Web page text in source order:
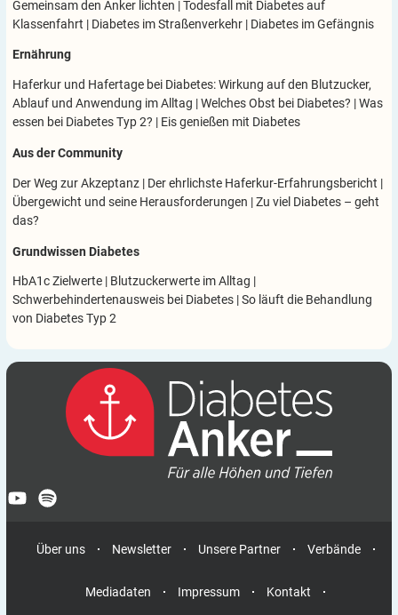
Gemeinsam den Anker lichten |Todesfall mit Diabetes auf
Klassenfahrt | Diabetes im Straßenverkehr | Diabetes im Gefängnis
Ernährung
Haferkur und Hafertage bei Diabetes: Wirkung auf den Blutzucker,
Ablauf und Anwendung im Alltag |Welches Obst bei Diabetes? |Was
essen bei Diabetes Typ 2? | Eis genießen mit Diabetes
Aus der Community
Der Weg zur Akzeptanz | Der ehrlichste Haferkur-Erfahrungsbericht |
Übergewicht und seine Herausforderungen |Zu viel Diabetes – geht
das?
Grundwissen Diabetes
HbA1c Zielwerte | Blutzuckerwerte im Alltag |
Schwerbehindertenausweis bei Diabetes |So läuft die Behandlung
von Diabetes Typ 2
Über uns Newsletter Unsere Partner Verbände
Mediadaten Impressum Kontakt